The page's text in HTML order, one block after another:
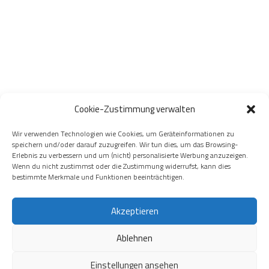
Cookie-Zustimmung verwalten
Wir verwenden Technologien wie Cookies, um Geräteinformationen zu
speichern und/oder darauf zuzugreifen. Wir tun dies, um das Browsing-
Erlebnis zu verbessern und um (nicht) personalisierte Werbung anzuzeigen.
Wenn du nicht zustimmst oder die Zustimmung widerrufst, kann dies
bestimmte Merkmale und Funktionen beeinträchtigen.
Akzeptieren
Ablehnen
Einstellungen ansehen